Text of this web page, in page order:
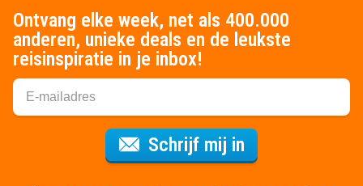
Ontvang elke week, net als 400.000
anderen, unieke deals en de leukste
reisinspiratie in je inbox!
Schrijf mij in